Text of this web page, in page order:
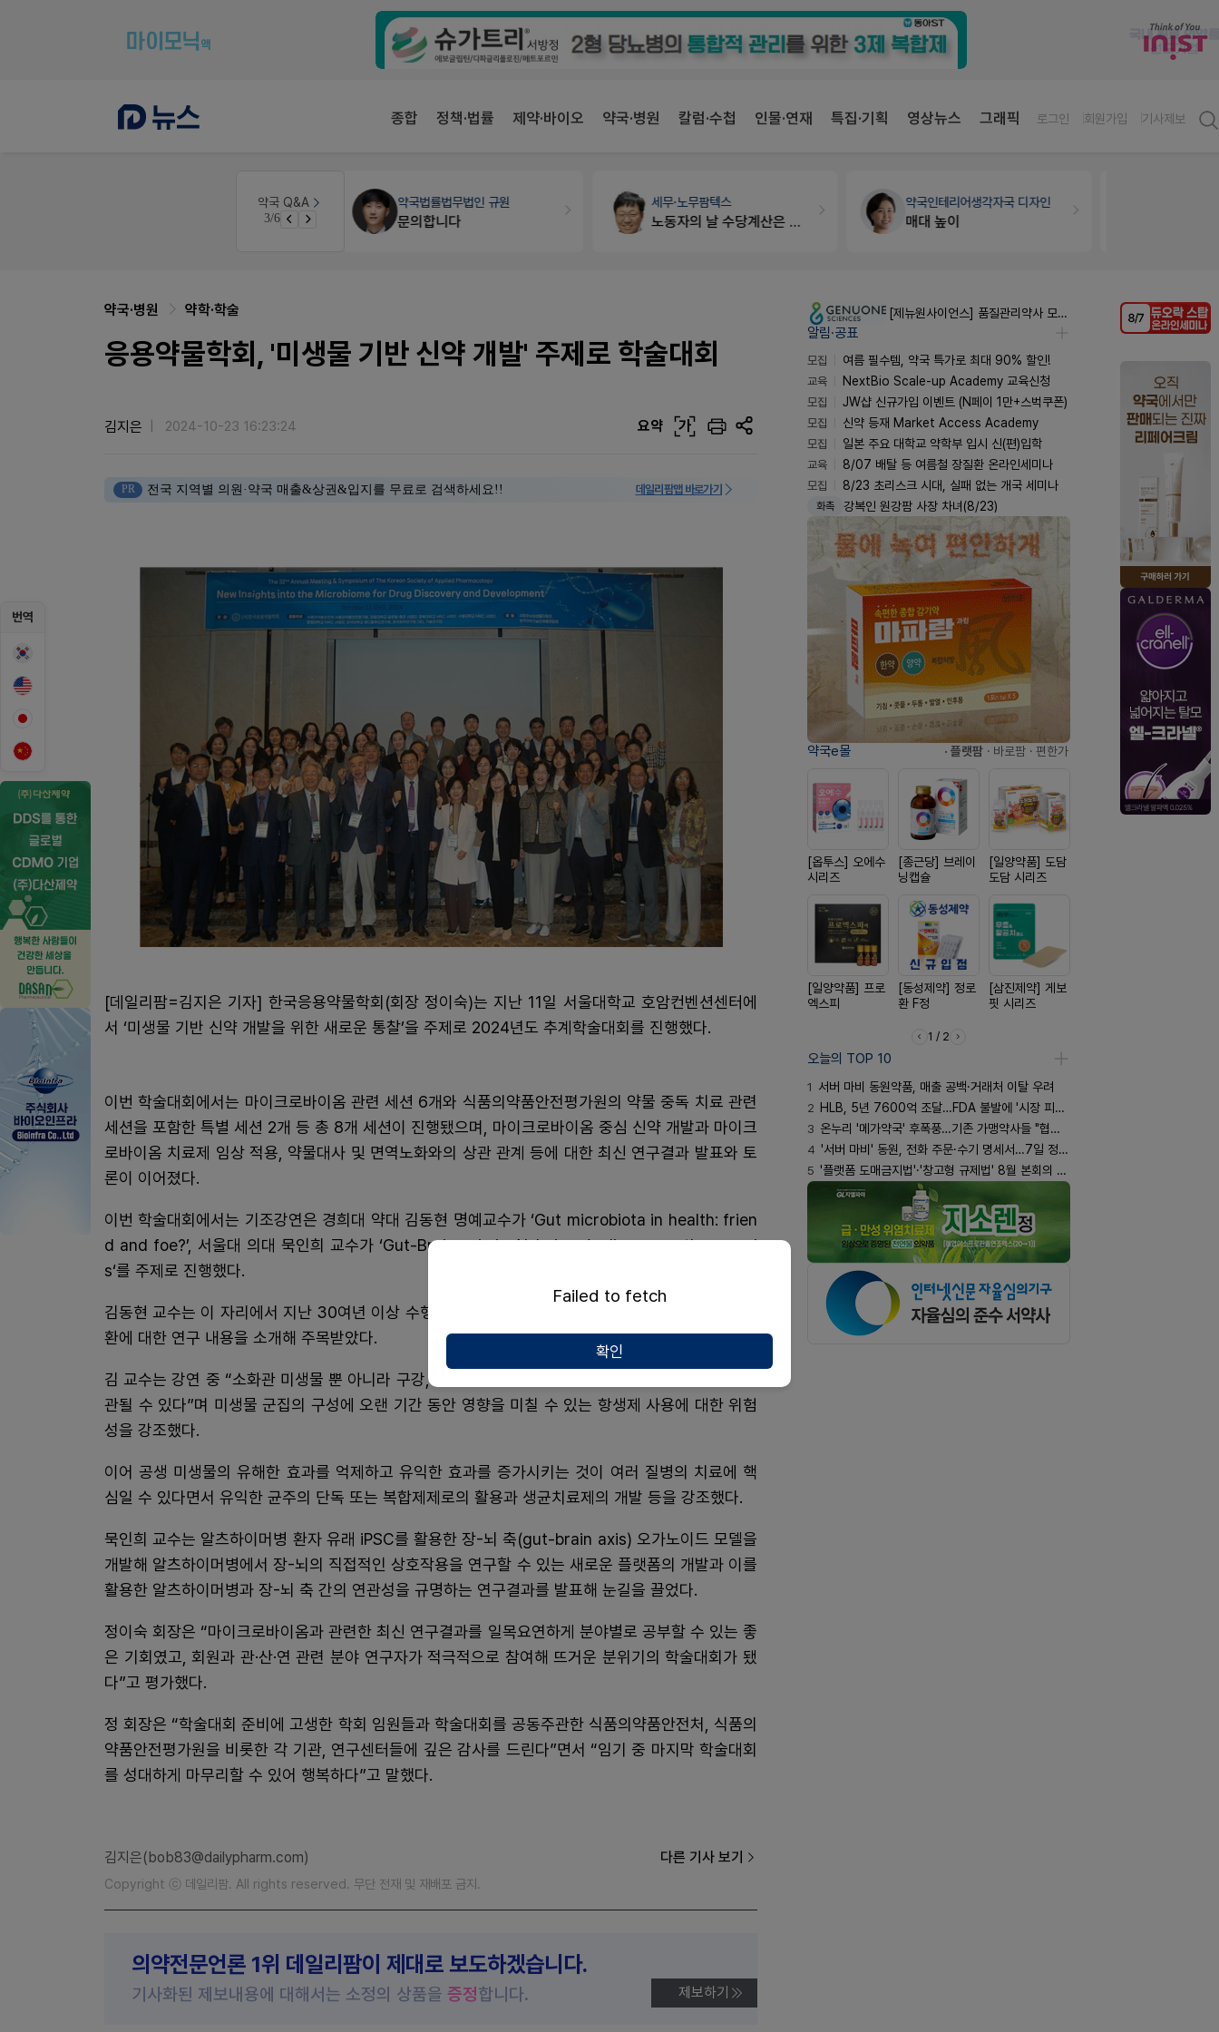
종합 정책·법률 제약·바이오 약국·병원 칼럼·수첩 인물·연재 특집·기획 영상뉴스 그래픽 로그인 회원가입 기사제보
약국 Q&A
3/6
경단녀요건중 근로스득원천징수액
약국법률법무법인 규원
문의합니다
세무·노무팜텍스
노동자의 날 수당계산은 어떻게 되나요
약국인테리어생각자국 디자인
매대 높이
번역
약국·병원 약학·학술
응용약물학회, '미생물 기반 신약 개발' 주제로 학술대회
김지은 2024-10-23 16:23:24 요약 가
PR 전국 지역별 의원·약국 매출&상권&입지를 무료로 검색하세요!! 데일리팜맵 바로가기
[데일리팜=김지은 기자] 한국응용약물학회(회장 정이숙)는 지난 11일 서울대학교 호암컨벤션센터에
서 ‘미생물 기반 신약 개발을 위한 새로운 통찰’을 주제로 2024년도 추계학술대회를 진행했다.
이번 학술대회에서는 마이크로바이옴 관련 세션 6개와 식품의약품안전평가원의 약물 중독 치료 관련
세션을 포함한 특별 세션 2개 등 총 8개 세션이 진행됐으며, 마이크로바이옴 중심 신약 개발과 마이크
로바이옴 치료제 임상 적용, 약물대사 및 면역노화와의 상관 관계 등에 대한 최신 연구결과 발표와 토
론이 이어졌다.
이번 학술대회에서는 기조강연은 경희대 약대 김동현 명예교수가 ‘Gut microbiota in health: frien
d and foe?’, 서울대 의대 묵인희 교수가 ‘Gut-Brain axis in Alzheimer’s disease pathogenesi
s‘를 주제로 진행했다.
김동현 교수는 이 자리에서 지난 30여년 이상 수행해 온 소화관 미생물의 불균형으로 인한 다양한 질
환에 대한 연구 내용을 소개해 주목받았다.
김 교수는 강연 중 “소화관 미생물 뿐 아니라 구강, 여성의 질내 미생물의 구성 또한 다양한 질병과 연
관될 수 있다”며 미생물 군집의 구성에 오랜 기간 동안 영향을 미칠 수 있는 항생제 사용에 대한 위험
성을 강조했다.
이어 공생 미생물의 유해한 효과를 억제하고 유익한 효과를 증가시키는 것이 여러 질병의 치료에 핵
심일 수 있다면서 유익한 균주의 단독 또는 복합제제로의 활용과 생균치료제의 개발 등을 강조했다.
묵인희 교수는 알츠하이머병 환자 유래 iPSC를 활용한 장-뇌 축(gut-brain axis) 오가노이드 모델을
개발해 알츠하이머병에서 장-뇌의 직접적인 상호작용을 연구할 수 있는 새로운 플랫폼의 개발과 이를
활용한 알츠하이머병과 장-뇌 축 간의 연관성을 규명하는 연구결과를 발표해 눈길을 끌었다.
정이숙 회장은 “마이크로바이옴과 관련한 최신 연구결과를 일목요연하게 분야별로 공부할 수 있는 좋
은 기회였고, 회원과 관·산·연 관련 분야 연구자가 적극적으로 참여해 뜨거운 분위기의 학술대회가 됐
다”고 평가했다.
정 회장은 “학술대회 준비에 고생한 학회 임원들과 학술대회를 공동주관한 식품의약품안전처, 식품의
약품안전평가원을 비롯한 각 기관, 연구센터들에 깊은 감사를 드린다”면서 “임기 중 마지막 학술대회
를 성대하게 마무리할 수 있어 행복하다”고 말했다.
김지은(bob83@dailypharm.com) 다른 기사 보기
Copyright ⓒ 데일리팜. All rights reserved. 무단 전재 및 재배포 금지.
의약전문언론 1위 데일리팜이 제대로 보도하겠습니다.
기사화된 제보내용에 대해서는 소정의 상품을 증정합니다. 제보하기
[제뉴원사이언스] 품질관리약사 모집(경력무관)
알림·공표
모집
여름 필수템, 약국 특가로 최대 90% 할인!
교육
NextBio Scale-up Academy 교육신청
모집
JW샵 신규가입 이벤트 (N페이 1만+스벅쿠폰)
모집
신약 등재 Market Access Academy
모집
일본 주요 대학교 약학부 입시 신(편)입학
교육
8/07 배탈 등 여름철 장질환 온라인세미나
모집
8/23 초리스크 시대, 실패 없는 개국 세미나
화촉 강복인 원강팜 사장 차녀(8/23)
약국e몰 · 플랫팜 · 바로팜 · 편한가
[옵투스] 오에수
시리즈
[종근당] 브레이
닝캡슐
[일양약품] 도담
도담 시리즈
[일양약품] 프로
엑스피
[동성제약] 정로
환 F정
[삼진제약] 게보
핏 시리즈
1 / 2
오늘의 TOP 10
1 서버 마비 동원약품, 매출 공백·거래처 이탈 우려
2 HLB, 5년 7600억 조달…FDA 불발에 '시장 피로감'
3 온누리 '메가약국' 후폭풍…기존 가맹약사들 "협의체 만들자"
4 '서버 마비' 동원, 전화 주문·수기 명세서…7일 정상화 되나
5 '플랫폼 도매금지법'·'창고형 규제법' 8월 본회의 통과 기류
Failed to fetch
확인